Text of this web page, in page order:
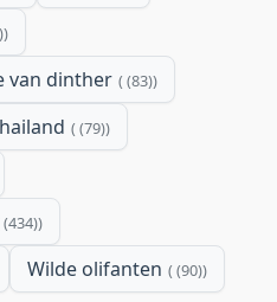
van dinther (83)
(79)
(434)
Wilde olifanten (90)